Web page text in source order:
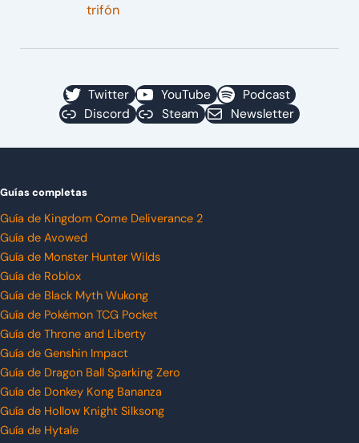
trifón
Twitter YouTube
Podcast
Discord
Steam Newsletter
Guías completas
Guía de Kingdom Come Deliverance 2
Guía de Avowed
Guía de Monster Hunter Wilds
Guía de Roblox
Guía de Black Myth Wukong
Guía de Pokémon TCG Pocket
Guía de Throne and Liberty
Guía de Genshin Impact
Guía de Dragon Ball Sparking Zero
Guía de Donkey Kong Bananza
Guía de Hollow Knight Silksong
Guía de Hytale